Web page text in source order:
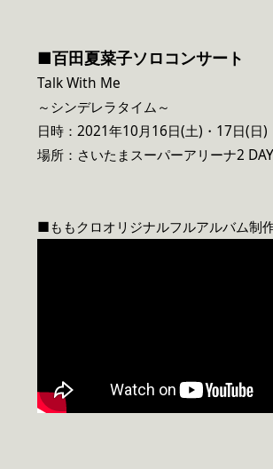
■百田夏菜子ソロコンサート
Talk With Me
～シンデレラタイム～
日時：2021年10月16日(土)・17日(日)
場所：さいたまスーパーアリーナ2
■ももクロオリジナルフルアルバム制